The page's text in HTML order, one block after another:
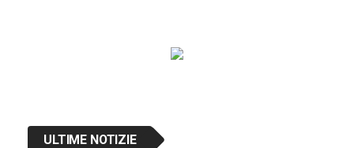
ULTIME NOTIZIE